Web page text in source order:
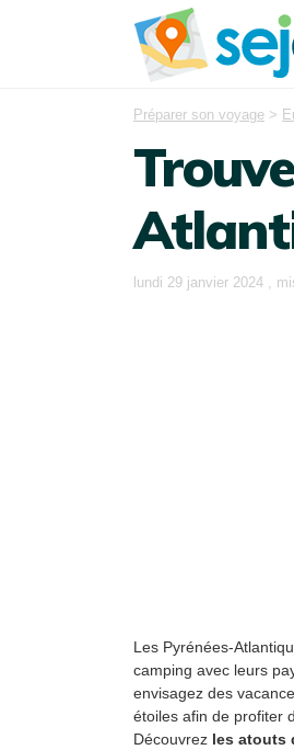
Préparer son voyage >
lundi 29 janvier 2024 ,
Les Pyrénées-
camping avec leurs
envisagez des
étoiles afin de profiter
Découvrez les atouts